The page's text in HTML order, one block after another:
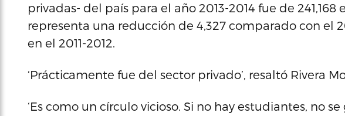
privadas- del país para el año 2013-2014 fue de 241,168
representa una reducción de 4,327 comparado con el
en el 2011-2012.
‘Prácticamente fue del sector privado’, resaltó Rivera
‘Es como un círculo vicioso. Si no hay estudiantes, no